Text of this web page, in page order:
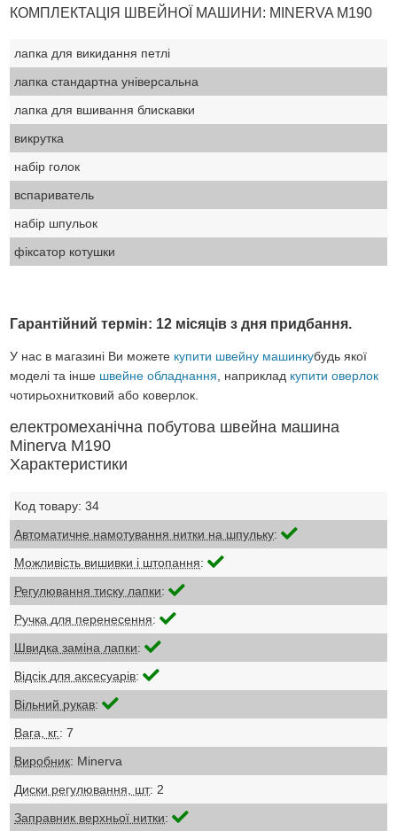
КОМПЛЕКТАЦІЯ ШВЕЙНОЇ МАШИНИ: MINERVA M190
лапка для викидання петлі
лапка стандартна універсальна
лапка для вшивання блискавки
викрутка
набір голок
вспариватель
набір шпульок
фіксатор котушки
Гарантійний термін: 12 місяців з дня придбання.
У нас в магазині Ви можете купити швейну машинкубудь якої
моделі та інше швейне обладнання , наприклад купити оверлок
чотирьохнитковий або коверлок.
електромеханічна побутова швейна машина
Minerva M190
Характеристики
Код товару: 34
Автоматичне намотування нитки на шпульку:
Можливість вишивки і штопання:
Регулювання тиску лапки:
Ручка для перенесення:
Швидка заміна лапки:
Відсік для аксесуарів:
Вільний рукав:
Вага, кг.: 7
Виробник: Minerva
Диски регулювання, шт: 2
Заправник верхньої нитки: